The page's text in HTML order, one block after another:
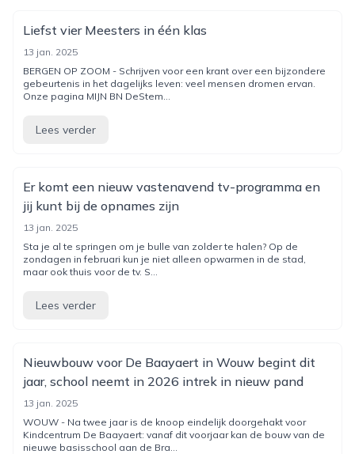
Liefst vier Meesters in één klas
13 jan. 2025
BERGEN OP ZOOM - Schrijven voor een krant over een bijzondere
gebeurtenis in het dagelijks leven: veel mensen dromen ervan.
Onze pagina MIJN BN DeStem...
Lees verder
Er komt een nieuw vastenavend tv-programma en
jij kunt bij de opnames zijn
13 jan. 2025
Sta je al te springen om je bulle van zolder te halen? Op de
zondagen in februari kun je niet alleen opwarmen in de stad,
maar ook thuis voor de tv. S...
Lees verder
Nieuwbouw voor De Baayaert in Wouw begint dit
jaar, school neemt in 2026 intrek in nieuw pand
13 jan. 2025
WOUW - Na twee jaar is de knoop eindelijk doorgehakt voor
Kindcentrum De Baayaert: vanaf dit voorjaar kan de bouw van de
nieuwe basisschool aan de Bra...